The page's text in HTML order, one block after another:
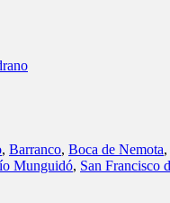
, Barranco, Boca de Nemota,
Munguidó, San Francisco